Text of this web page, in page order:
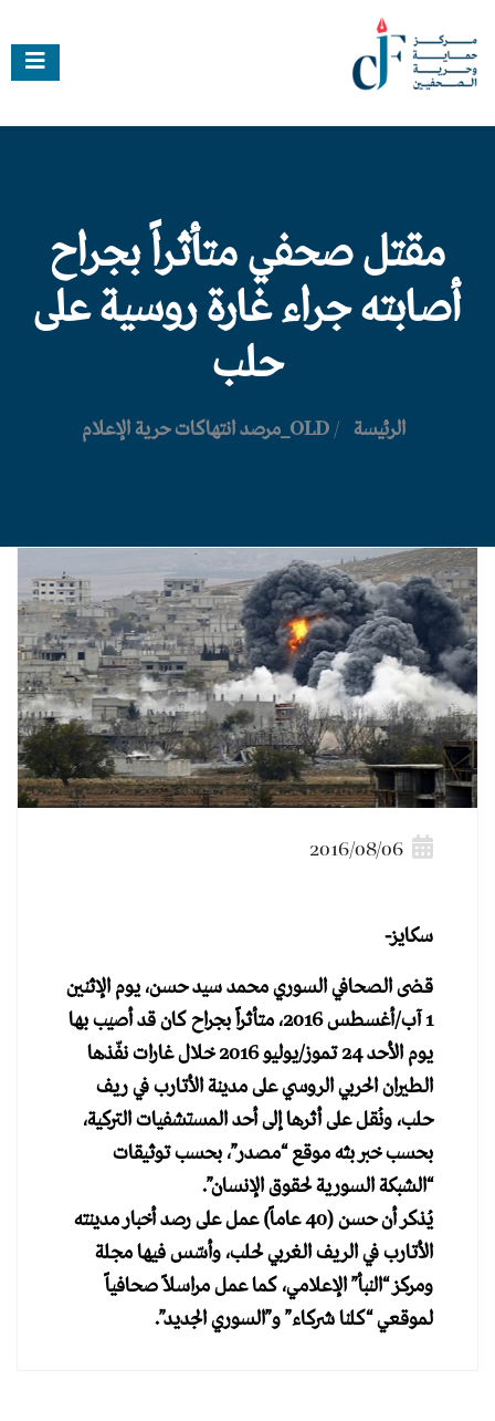
مقتل صحفي متأثراً بجراح
أصابته جراء غارة روسية على
حلب
الرئيسة /OLD_مرصد انتهاكات حرية الإعلام
2016/08/06
سكايز-
قضى الصحافي السوري محمد سيد حسن، يوم الإثنين
1 آب/أغسطس 2016، متأثراً بجراح كان قد أصيب بها
يوم الأحد 24 تموز/يوليو 2016 خلال غارات نفّذها
الطيران الحربي الروسي على مدينة الأتارب في ريف
حلب، ونُقل على أثرها إلى أحد المستشفيات التركية،
بحسب خبر بثه موقع “مصدر”، بحسب توثيقات
“الشبكة السورية لحقوق الإنسان”.
يُذكر أن حسن (40 عاماً) عمل على رصد أخبار مدينته
الأتارب في الريف الغربي لحلب، وأسّس فيها مجلة
ومركز “النبأ” الإعلامي، كما عمل مراسلاً صحافياً
لموقعي “كلنا شركاء” و”السوري الجديد”.